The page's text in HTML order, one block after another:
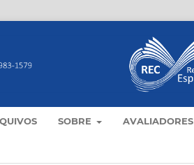
SOBRE AVALIADORES